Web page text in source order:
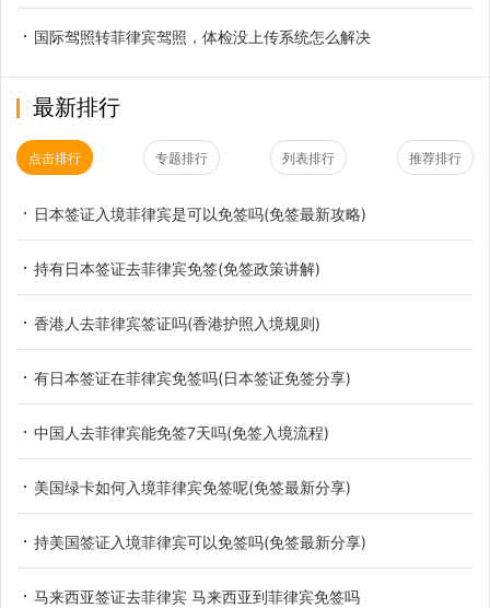
国际驾照转菲律宾驾照，体检没上传系统怎么解决
最新排行
点击排行 专题排行 列表排行 推荐排行
日本签证入境菲律宾是可以免签吗(免签最新攻略)
持有日本签证去菲律宾免签(免签政策讲解)
香港人去菲律宾签证吗(香港护照入境规则)
有日本签证在菲律宾免签吗(日本签证免签分享)
中国人去菲律宾能免签7天吗(免签入境流程)
美国绿卡如何入境菲律宾免签呢(免签最新分享)
持美国签证入境菲律宾可以免签吗(免签最新分享)
马来西亚签证去菲律宾 马来西亚到菲律宾免签吗